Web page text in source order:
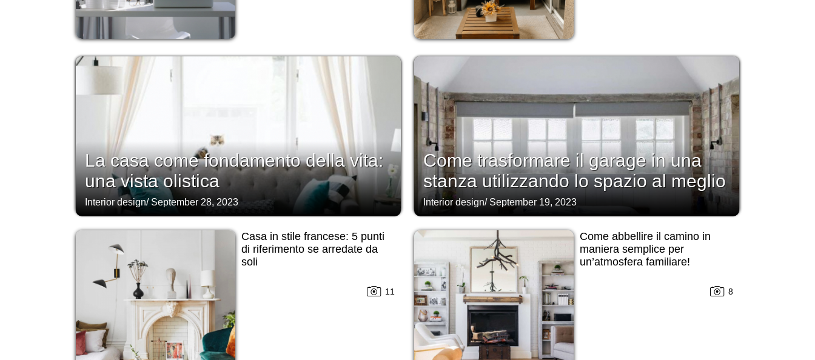
La casa come fondamento della vita:
una vista olistica
Interior design/September 28, 2023
Come trasformare il garage in una
stanza utilizzando lo spazio al meglio
Interior design/ September 19, 2023
Casa in stile francese: 5 punti
di riferimento se arredate da
soli
11
Come abbellire il camino in
maniera semplice per
un’atmosfera familiare!
8